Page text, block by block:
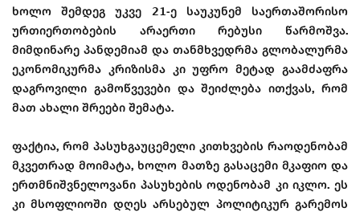
ხოლო შემდეგ უკვე 21-ე საუკუნემ საერთაშორისო
ურთიერთობების არაერთი რებუსი წარმოშვა.
მიმდინარე პანდემიამ და თანმხვედრმა გლობალურმა
ეკონომიკურმა კრიზისმა კი უფრო მეტად გაამძაფრა
დაგროვილი გამოწვევები და შეიძლება ითქვას, რომ
მათ ახალი შრეები შემატა.
ფაქტია, რომ პასუხგაუცემელი კითხვების რაოდენობამ
მკვეთრად მოიმატა, ხოლო მათზე გასაცემი მკაფიო და
ერთმნიშვნელოვანი პასუხების ოდენობამ კი იკლო. ეს
კი მსოფლიოში დღეს არსებულ პოლიტიკურ გარემოს